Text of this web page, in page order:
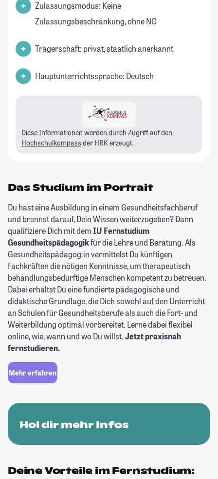
Zulassungsmodus: Keine
Zulassungsbeschränkung, ohne NC
Trägerschaft: privat, staatlich anerkannt
Hauptunterrichtssprache: Deutsch
Diese Informationen werden durch Zugriff auf den
Hochschulkompass der HRK erzeugt.
Das Studium im Portrait
Du hast eine Ausbildung in einem Gesundheitsfachberuf
und brennst darauf, Dein Wissen weiterzugeben? Dann
qualifiziere Dich mit demIU Fernstudium
Gesundheitspädagogikfür die Lehre und Beratung. Als
Gesundheitspädagog:in vermittelst Du künftigen
Fachkräften die nötigen Kenntnisse, um therapeutisch
behandlungsbedürftige Menschen kompetent zu betreuen.
Dabei erhältst Du eine fundierte pädagogische und
didaktische Grundlage, die Dich sowohl auf den Unterricht
an Schulen für Gesundheitsberufe als auch die Fort- und
Weiterbildung optimal vorbereitet. Lerne dabei flexibel
online, wie, wann und wo Du willst.Jetzt praxisnah
fernstudieren.
Mehr erfahren
Hol dir mehr Infos
Deine Vorteile im Fernstudium: